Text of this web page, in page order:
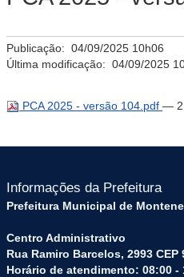
Publicação: 04/09/2025 10h06
Última modificação: 04/09/2025
PCA 2025 - versão 104.pdf —
Informações da Prefeitura
Prefeitura Municipal de
Centro Administrativo
Rua Ramiro Barcelos, 2993 CEP
Horário de atendimento: 08:00 -